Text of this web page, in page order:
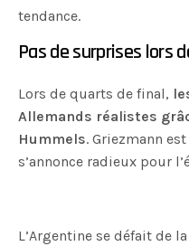
tendance.
Pas de surprises lors
Lors de quarts de final,
Allemands réalistes
Hummels. Griezmann
s’annonce radieux pour
L’Argentine se défait de